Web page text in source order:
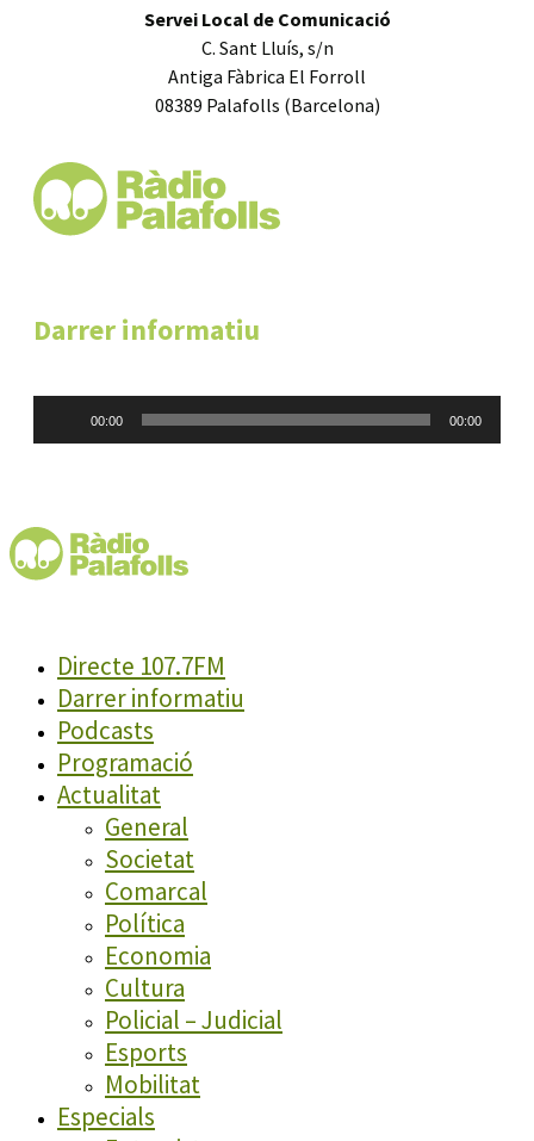
Servei Local de Comunicació
C. Sant Lluís, s/n
Antiga Fàbrica El Forroll
08389 Palafolls (Barcelona)
Darrer informatiu
00:00 00:00
Directe 107.7FM
Darrer informatiu
Podcasts
Programació
Actualitat
General
Societat
Comarcal
Política
Economia
Cultura
Policial – Judicial
Esports
Mobilitat
Especials